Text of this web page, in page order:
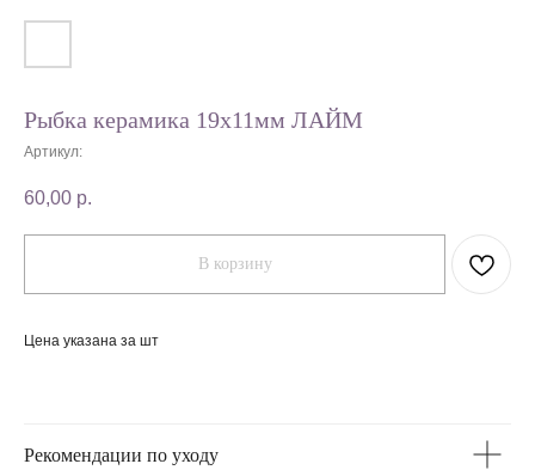
Рыбка керамика 19х11мм ЛАЙМ
Артикул:
60,00 р.
В корзину
Цена указана за шт
Рекомендации по уходу